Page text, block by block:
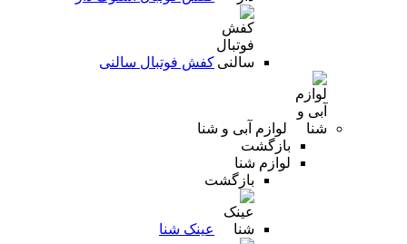
کفش فوتبال سالنی
لوازم آبی و شنا
بازگشت
لوازم شنا
بازگشت
عینک شنا